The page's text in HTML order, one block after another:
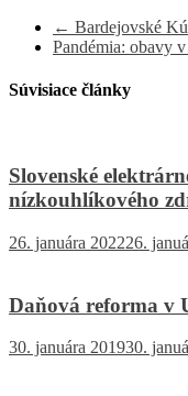
← Bardejovské
Pandémia: obavy
Súvisiace články
Slovenské
nízkouhlíkového
26. januára 202226.
Daňová reforma v
30. januára 201930.